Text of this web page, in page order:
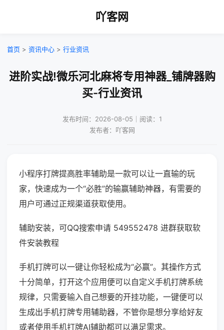
吖客网
首页 > 资讯中心 > 行业资讯
进阶实战!微乐河北麻将专用神器_铺牌器购
买-行业资讯
发布时间：2026-08-05｜阅读：1
发布者：吖客网
小程序打牌提高胜率辅助是一款可以让一直输的玩
家，快速成为一个“必胜”的输赢辅助神器，有需要的
用户可通过正规渠道获取使用。
辅助安装，可QQ搜索申请 549552478 进群获取软
件安装教程
手机打牌可以一键让你轻松成为“必赢”。其操作方式
十分简单，打开这个应用便可以自定义手机打牌系统
规律，只需要输入自己想要的开挂功能，一键便可以
生成出手机打牌专用辅助器，不管你是想分享给好友
或者使用手机打牌AI辅助都可以满足需求。